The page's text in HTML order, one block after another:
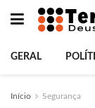
GERAL
Início Segurança